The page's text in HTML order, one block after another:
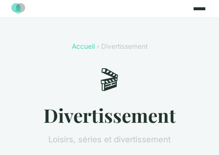
Accueil› Divertissement
🎬
Divertissement
Loisirs, séries et divertissement